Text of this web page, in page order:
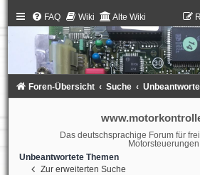
FAQ Wiki Alte Wiki
Foren-Übersicht Suche
Das deutschsprachige Forum für
Motorsteuerungen
Unbeantwortete Themen
Zur erweiterten Suche